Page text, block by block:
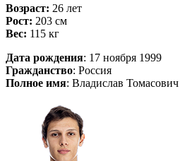
Возраст: 26 лет
Рост: 203 см
Вес: 115 кг
Дата рождения: 17 ноября 1999
Гражданство: Россия
Полное имя: Владислав